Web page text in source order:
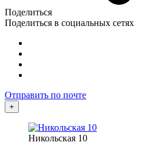
Поделиться
Поделиться в социальных сетях
Отправить по почте
+
Никольская 10